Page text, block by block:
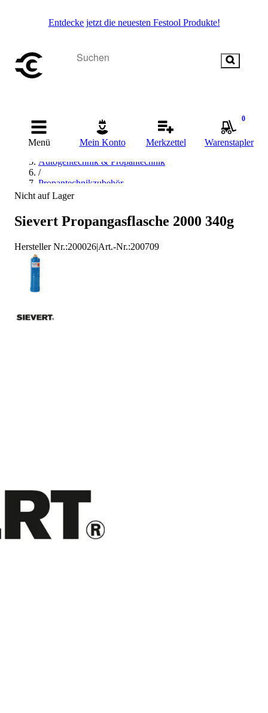
Entdecke jetzt die neuesten Festool Produkte!
Menü Mein Konto Merkzettel
0
Warenstapler
Startseite
/
Schweißen & Löten
Autogentechnik & Propantechnik
/
Propantechnikzubehör
/
Sievert Propan-Kleinstflasche
Nicht auf Lager
Sievert Propangasflasche 2000 340g
Hersteller Nr.:200026|Art.-Nr.:200709